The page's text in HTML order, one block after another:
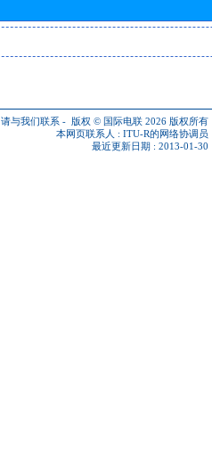
请与我们联系 - 版权 © 国际电联 2026 版权所有
本网页联系人 : ITU-R的网络协调员
最近更新日期 : 2013-01-30